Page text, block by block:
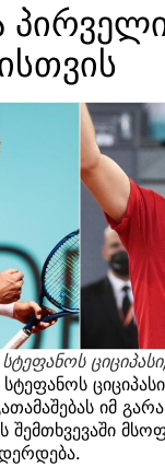
ციციპასი
იმ
შემთხვევაში